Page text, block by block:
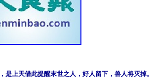
是上天借此提醒末世之人，好人留下，兽人将灭掉。